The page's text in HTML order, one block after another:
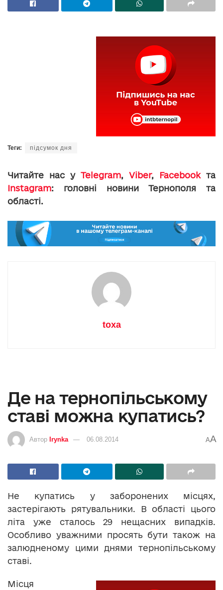
Теги: підсумок дня
Читайте нас у Telegram, Viber, Facebookта
Instagram: головні новини Тернополя та
області.
toxa
Де на тернопільському
ставі можна купатись?
Автор Irynka 06.08.2014 AA
Не купатись у заборонених місцях,
застерігають рятувальники. В області цього
літа уже сталось 29 нещасних випадків.
Особливо уважними просять бути також на
залюдненому цими днями тернопільському
ставі.
Місця